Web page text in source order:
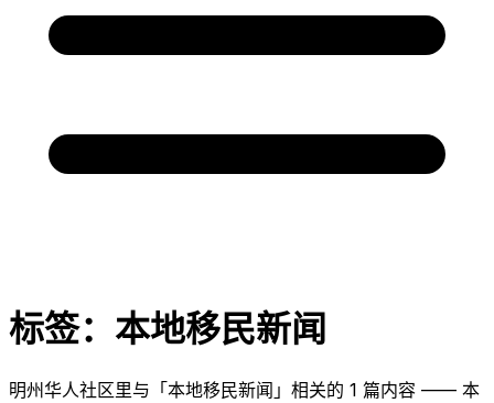
标签：本地移民新闻
明州华人社区里与「本地移民新闻」相关的 1 篇内容 —— 本